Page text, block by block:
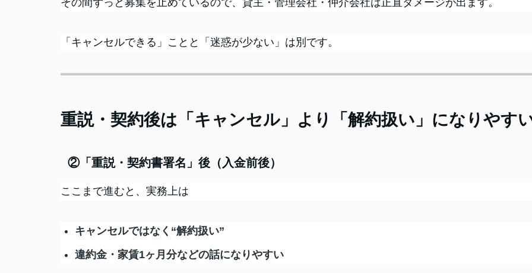
その間ずっと募集を止めているので、貸主・管理会社・仲介会社は正直ダメージが出ます。
「キャンセルできる」ことと「迷惑が少ない」は別です。
重説・契約後は「キャンセル」より「解約扱い」になりやす
②「重説・契約書署名」後（入金前後）
ここまで進むと、実務上は
キャンセルではなく“解約扱い”
違約金・家賃1ヶ月分などの話になりやすい